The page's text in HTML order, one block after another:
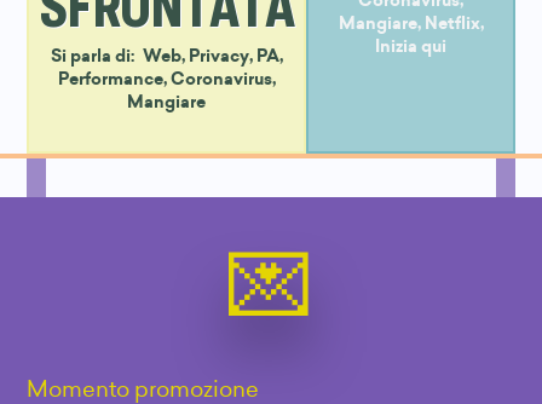
Si parla di: Web, Privacy, PA,
Performance, Coronavirus,
Mangiare
Mangiare, Netflix,
Inizia qui
Momento promozione